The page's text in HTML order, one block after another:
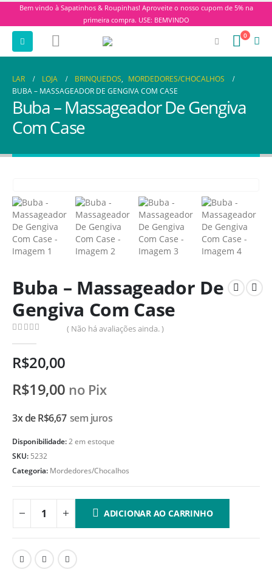
Bem vindo à Sapatinhos & Roupinhas! Aproveite o nosso cupom de 5% na
primeira compra. USE: BEMVINDO
0
LAR LOJA BRINQUEDOS, MORDEDORES/CHOCALHOS
BUBA – MASSAGEADOR DE GENGIVA COM CASE
Buba – Massageador De Gengiva
Com Case
Buba – Massageador De
Gengiva Com Case
( Não há avaliações ainda. )
R$20,00
R$19,00 no Pix
3x deR$6,67 sem juros
Disponibilidade:2 em estoque
SKU: 5232
Categoria: Mordedores/Chocalhos
ADICIONAR AO CARRINHO